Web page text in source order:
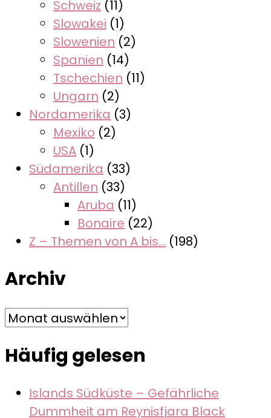
Schweiz (11)
Slowakei (1)
Slowenien (2)
Spanien (14)
Tschechien (11)
Ungarn (2)
Nordamerika (3)
Mexiko (2)
USA (1)
Südamerika (33)
Antillen (33)
Aruba (11)
Bonaire (22)
Z – Themen von A bis… (198)
Archiv
Archiv
Häufig gelesen
Islands Südküste – Gefährliche
Dummheit am Reynisfjara Black